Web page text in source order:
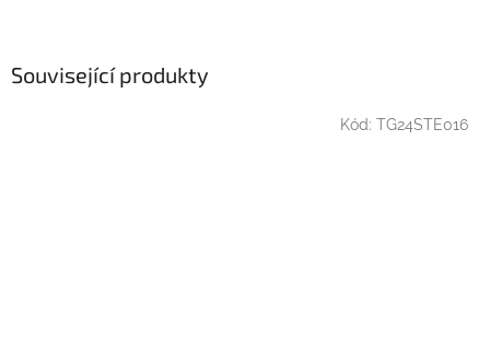
Související produkty
Kód: TG24STE016